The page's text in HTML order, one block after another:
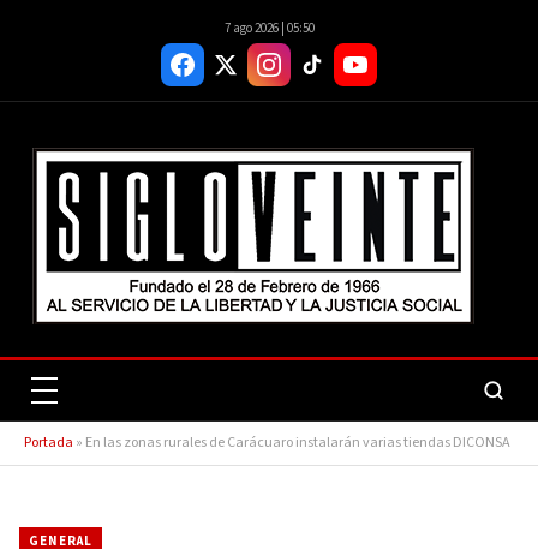
7 ago 2026 | 05:50
Portada » En las zonas rurales de Carácuaro instalarán varias tiendas DICONSA
GENERAL